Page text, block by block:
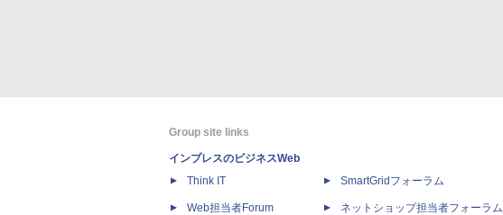
Group site links
インプレスのビジネスWeb
Think IT
Web担当者Forum
SmartGridフォーラム
ネットショップ担当者フォーラム